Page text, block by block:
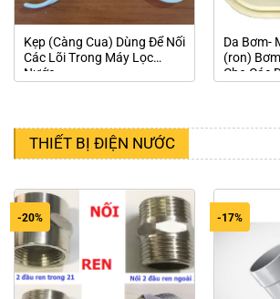
Kẹp (Càng Cua) Dùng Để Nối
Các Lõi Trong Máy Lọc
Nước
Da Bơm-
(ron)
Cho Các
THIẾT BỊ ĐIỆN NƯỚC
-20% -17%